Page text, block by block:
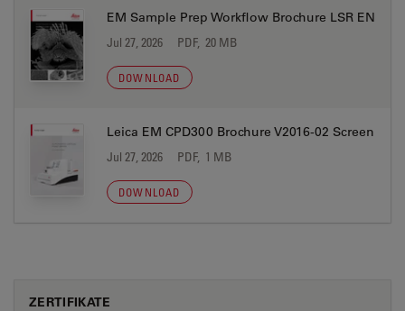
EM Sample Prep Workflow Brochure LSR EN
Jul 27, 2026 PDF, 20 MB
DOWNLOAD
Leica EM CPD300 Brochure V2016-02 Screen
Jul 27, 2026 PDF, 1 MB
DOWNLOAD
ZERTIFIKATE